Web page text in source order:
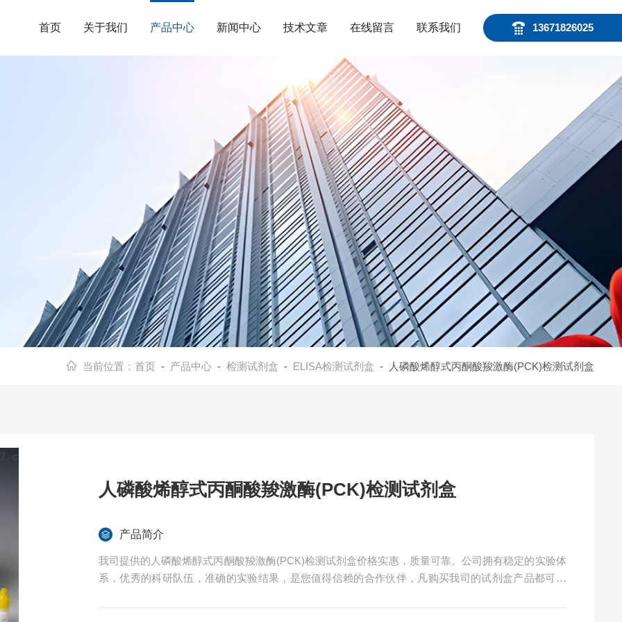
13671826025
首页 关于我们 产品中心 新闻中心 技术文章 在线留言 联系我们
当前位置： 首页 - 产品中心- 检测试剂盒 - ELISA检测试剂盒 - 人磷酸烯醇式丙酮酸羧激酶(PCK)检测试剂盒
人磷酸烯醇式丙酮酸羧激酶(PCK)检测试剂盒
产品简介
我司提供的人磷酸烯醇式丙酮酸羧激酶(PCK)检测试剂盒价格实惠，质量可靠。公司拥有稳定的实验体
系，优秀的科研队伍，准确的实验结果，是您值得信赖的合作伙伴，凡购买我司的试剂盒产品都可提